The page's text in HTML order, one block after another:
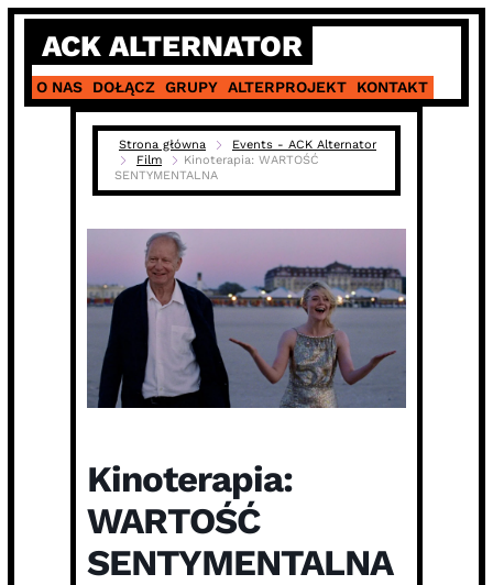
Skip
content
ACK ALTERNATOR
O NAS DOŁĄCZ GRUPY ALTERPROJEKT KONTAKT
Strona główna
Events - ACK Alternator
Film
Kinoterapia: WARTOŚĆ
SENTYMENTALNA
Kinoterapia:
WARTOŚĆ
SENTYMENTALNA